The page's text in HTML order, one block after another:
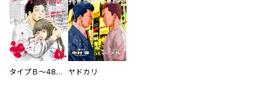
タイプＢ～48時間後、致死率100％～【単話】 ヤドカリ